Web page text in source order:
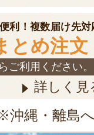
利！複数届け先対
とめ注文
ご利用ください。
詳しく見
沖縄・離島